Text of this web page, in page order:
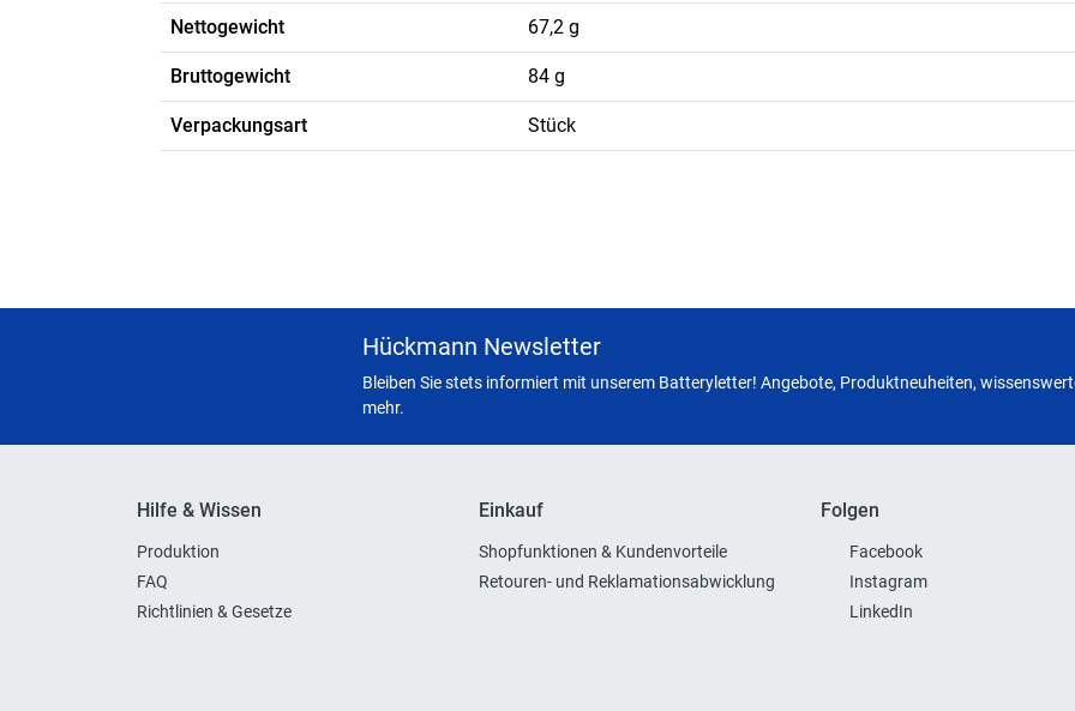
Nettogewicht 67,2 g
Bruttogewicht 84 g
Verpackungsart Stück
Hückmann Newsletter
Bleiben Sie stets informiert mit unserem Batteryletter! Angebote, Produktneuheiten,
mehr.
Hilfe & Wissen
Produktion
FAQ
Richtlinien & Gesetze
Einkauf
Shopfunktionen & Kundenvorteile
Retouren- und Reklamationsabwicklung
Folgen
Facebook
Instagram
LinkedIn